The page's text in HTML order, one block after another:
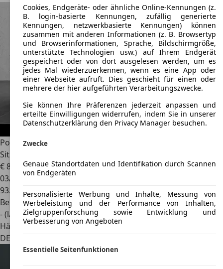
Porsche 991-1 (911) Carrera S Schiebedach Tempostat
Sitzheizu
€ 87.800
03/2014
93.250 km
Benzin
- (l/100 km)
Händler
DE 49078
Cookies, Endgeräte- oder ähnliche Online-Kennungen (z.
B. login-basierte Kennungen, zufällig generierte
Kennungen, netzwerkbasierte Kennungen) können
zusammen mit anderen Informationen (z. B. Browsertyp
und Browserinformationen, Sprache, Bildschirmgröße,
unterstützte Technologien usw.) auf Ihrem Endgerät
gespeichert oder von dort ausgelesen werden, um es
jedes Mal wiederzuerkennen, wenn es eine App oder
einer Webseite aufruft. Dies geschieht für einen oder
mehrere der hier aufgeführten Verarbeitungszwecke.
Sie können Ihre Präferenzen jederzeit anpassen und
erteilte Einwilligungen widerrufen, indem Sie in unserer
Datenschutzerklärung den Privacy Manager besuchen.
Zwecke
Genaue Standortdaten und Identifikation durch Scannen
von Endgeräten
Personalisierte Werbung und Inhalte, Messung von
Werbeleistung und der Performance von Inhalten,
Zielgruppenforschung sowie Entwicklung und
Verbesserung von Angeboten
Essentielle Seitenfunktionen